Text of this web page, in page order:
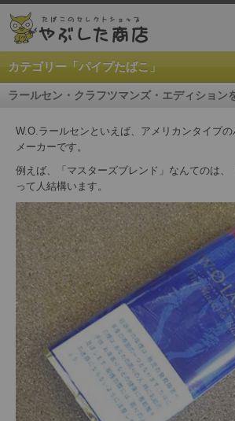
カテゴリー「パイプたばこ」
ラールセン・クラフツマンズ・エディション
W.O.ラールセンといえば、アメリカンタイプ
メーカーです。
例えば、「マスターズブレンド」なんてのは、
って人結構います。